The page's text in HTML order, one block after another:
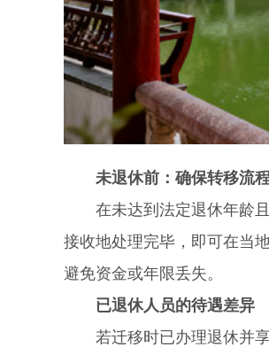
未退休前：确保转移流
在未达到法定退休年龄且
接收地处理完毕，即可在当
避免资金或年限丢失。
已退休人员的待遇差异
若迁移时已办理退休并享